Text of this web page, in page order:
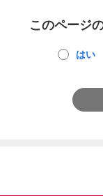
このページ
はい